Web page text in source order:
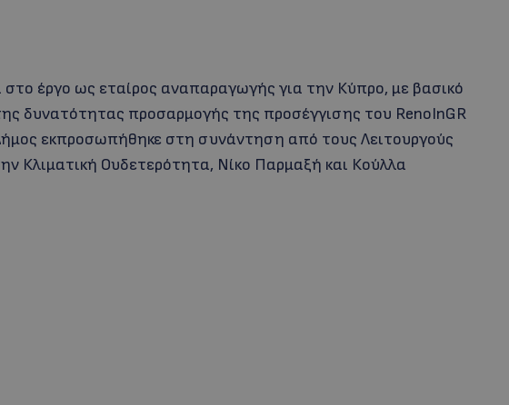
έργο ως εταίρος αναπαραγωγής για την Κύπρο, με βασικό
δυνατότητας προσαρμογής της προσέγγισης του RenoInGR
εκπροσωπήθηκε στη συνάντηση από τους Λειτουργούς
Κλιματική Ουδετερότητα, Νίκο Παρμαξή και Κούλλα